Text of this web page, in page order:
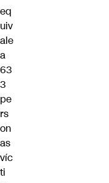
eq
uiv
ale
a
63
3
pe
rs
on
as
víc
ti